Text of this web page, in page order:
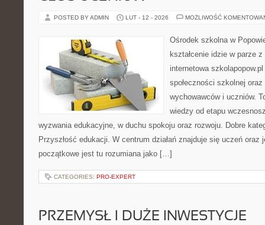
POSTED BY ADMIN LUT - 12 - 2026 MOŻLIWOŚĆ
Ośrodek szkolna w
kształcenie idzie w parze
internetowa
społeczności szkolnej
wychowawców i uczniów.
wiedzy od etapu
wyzwania edukacyjne, w duchu spokoju oraz rozwoju. Dobre
Przyszłość edukacji. W centrum działań znajduje się uczeń oraz
początkowe jest tu rozumiana jako […]
CATEGORIES: PRO-EXPERT
PRZEMYSŁ I DUŻE INWESTYCJE